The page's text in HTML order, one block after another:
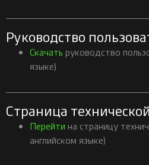
Руководство
Скачать руководство
языке)
Страница
Перейти на страницу
английском языке)